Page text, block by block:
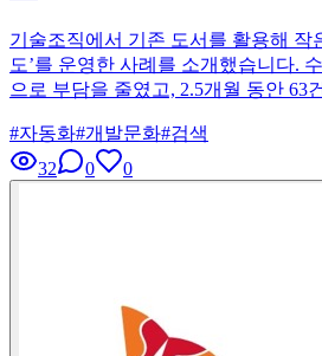
기술조직에서 기존 도서를 활용해 작
도’를 운영한 사례를 소개했습니다.
으로 부담을 줄였고, 2.5개월 동안 63
#자동화#개발문화#검색
32
0 0